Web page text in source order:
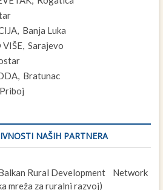
Banja Luka
VIŠE, Sarajevo
Bratunac
NAŠIH PARTNERA
Rural Development Network
mreža za ruralni razvoj)